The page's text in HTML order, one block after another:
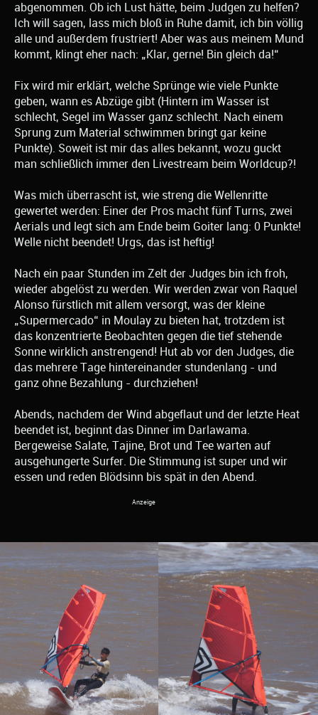
abgenommen. Ob ich Lust hätte, beim Judgen zu helfen?
Ich will sagen, lass mich bloß in Ruhe damit, ich bin völlig
alle und außerdem frustriert! Aber was aus meinem Mund
kommt, klingt eher nach: „Klar, gerne! Bin gleich da!“
Fix wird mir erklärt, welche Sprünge wie viele Punkte
geben, wann es Abzüge gibt (Hintern im Wasser ist
schlecht, Segel im Wasser ganz schlecht. Nach einem
Sprung zum Material schwimmen bringt gar keine
Punkte). Soweit ist mir das alles bekannt, wozu guckt
man schließlich immer den Livestream beim Worldcup?!
Was mich überrascht ist, wie streng die Wellenritte
gewertet werden: Einer der Pros macht fünf Turns, zwei
Aerials und legt sich am Ende beim Goiter lang: 0 Punkte!
Welle nicht beendet! Urgs, das ist heftig!
Nach ein paar Stunden im Zelt der Judges bin ich froh,
wieder abgelöst zu werden. Wir werden zwar von Raquel
Alonso fürstlich mit allem versorgt, was der kleine
„Supermercado“ in Moulay zu bieten hat, trotzdem ist
das konzentrierte Beobachten gegen die tief stehende
Sonne wirklich anstrengend! Hut ab vor den Judges, die
das mehrere Tage hintereinander stundenlang - und
ganz ohne Bezahlung - durchziehen!
Abends, nachdem der Wind abgeflaut und der letzte Heat
beendet ist, beginnt das Dinner im Darlawama.
Bergeweise Salate, Tajine, Brot und Tee warten auf
ausgehungerte Surfer. Die Stimmung ist super und wir
essen und reden Blödsinn bis spät in den Abend.